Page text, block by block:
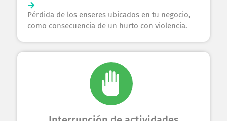
Pérdida de los enseres ubicados en tu negocio,
como consecuencia de un hurto con violencia.